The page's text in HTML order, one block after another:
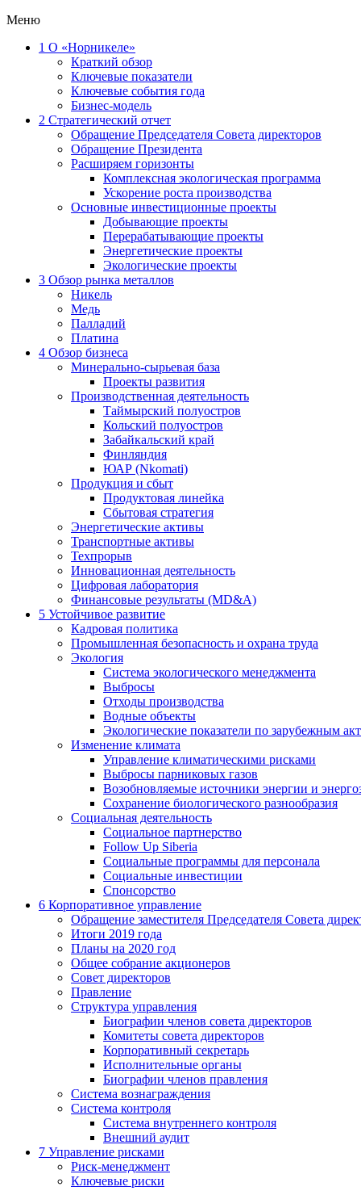
Меню
1 О «Норникеле»
Краткий обзор
Ключевые показатели
Ключевые события года
Бизнес-модель
2 Стратегический отчет
Обращение Председателя Совета директоров
Обращение Президента
Расширяем горизонты
Комплексная экологическая программа
Ускорение роста производства
Основные инвестиционные проекты
Добывающие проекты
Перерабатывающие проекты
Энергетические проекты
Экологические проекты
3 Обзор рынка металлов
Никель
Медь
Палладий
Платина
4 Обзор бизнеса
Минерально-сырьевая база
Проекты развития
Производственная деятельность
Таймырский полуостров
Кольский полуостров
Забайкальский край
Финляндия
ЮАР (Nkomati)
Продукция и сбыт
Продуктовая линейка
Сбытовая стратегия
Энергетические активы
Транспортные активы
Техпрорыв
Инновационная деятельность
Цифровая лаборатория
Финансовые результаты (MD&A)
5 Устойчивое развитие
Кадровая политика
Промышленная безопасность и охрана труда
Экология
Система экологического менеджмента
Выбросы
Отходы производства
Водные объекты
Экологические показатели по зарубежным
Изменение климата
Управление климатическими рисками
Выбросы парниковых газов
Возобновляемые источники энергии и
Сохранение биологического разнообразия
Социальная деятельность
Социальное партнерство
Follow Up Siberia
Социальные программы для персонала
Социальные инвестиции
Спонсорство
6 Корпоративное управление
Обращение заместителя Председателя Совета
Итоги 2019 года
Планы на 2020 год
Общее собрание акционеров
Совет директоров
Правление
Структура управления
Биографии членов совета директоров
Комитеты совета директоров
Корпоративный секретарь
Исполнительные органы
Биографии членов правления
Система вознаграждения
Система контроля
Система внутреннего контроля
Внешний аудит
7 Управление рисками
Риск-менеджмент
Ключевые риски